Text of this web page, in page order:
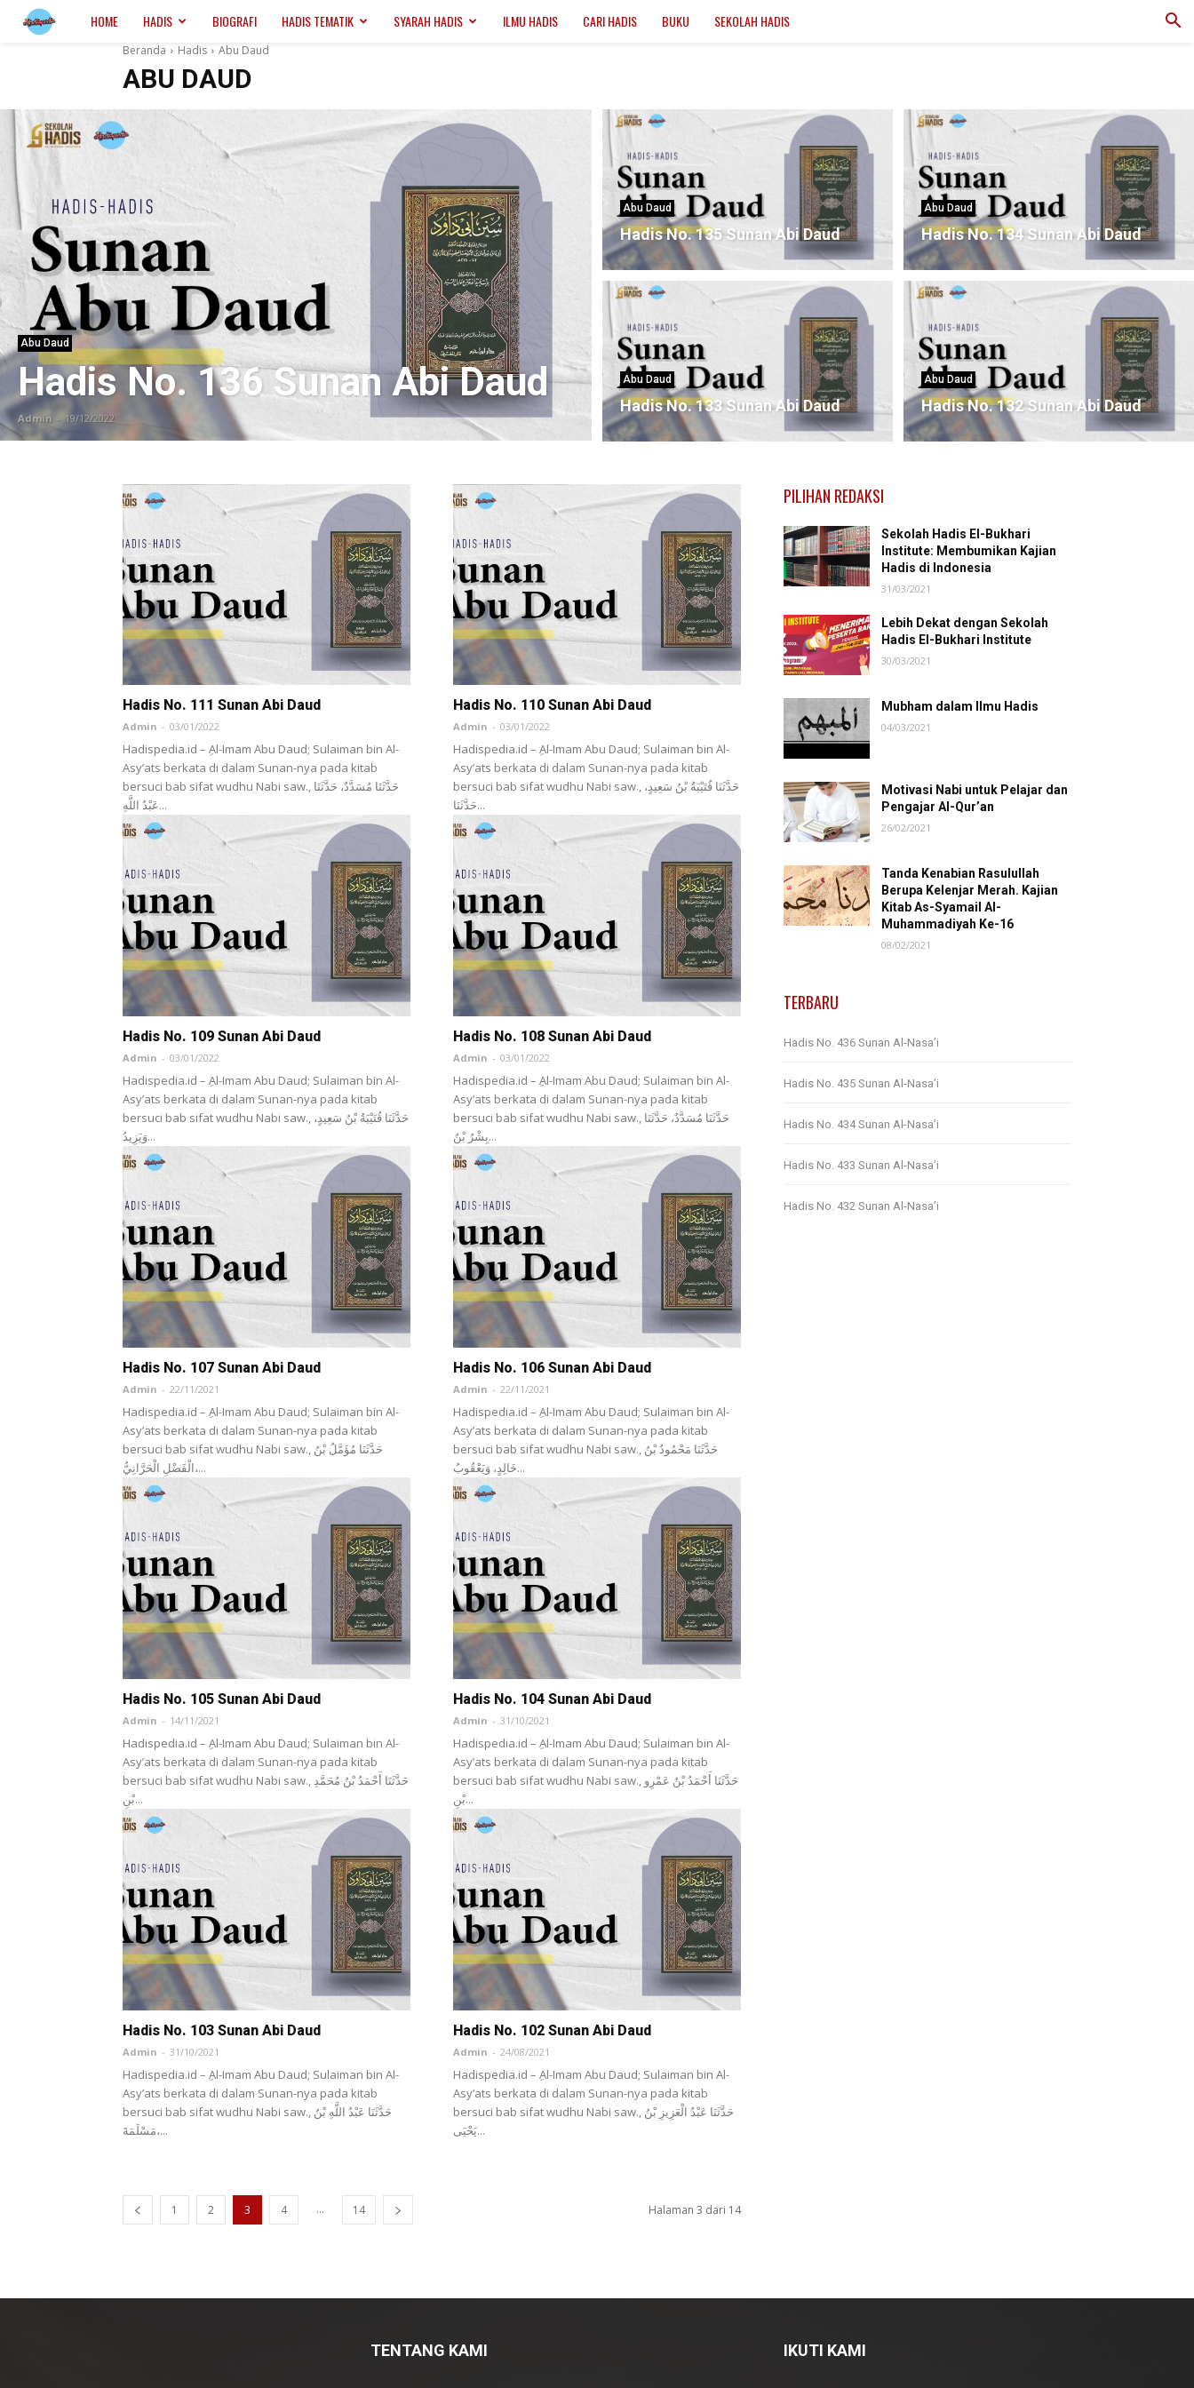
Hadispedia.ID
HOME HADIS BIOGRAFI HADIS TEMATIK SYARAH HADIS ILMU HADIS CARI HADIS BUKU SEKOLAH HADIS
Beranda Hadis Abu Daud
ABU DAUD
Abu Daud
Hadis No. 136 Sunan Abi Daud
Admin - 19/12/2022
Abu Daud
Hadis No. 135 Sunan Abi Daud
Abu Daud
Hadis No. 134 Sunan Abi Daud
Abu Daud
Hadis No. 133 Sunan Abi Daud
Abu Daud
Hadis No. 132 Sunan Abi Daud
Hadis No. 111 Sunan Abi Daud
Admin - 03/01/2022
Hadispedia.id – ِAl-Imam Abu Daud; Sulaiman bin Al-
Asy’ats berkata di dalam Sunan-nya pada kitab
bersuci bab sifat wudhu Nabi saw., حَدَّثَنَا مُسَدَّدٌ، حَدَّثَنَا
عَبْدُ اللَّهِ...
Hadis No. 110 Sunan Abi Daud
Admin - 03/01/2022
Hadispedia.id – ِAl-Imam Abu Daud; Sulaiman bin Al-
Asy’ats berkata di dalam Sunan-nya pada kitab
bersuci bab sifat wudhu Nabi saw., حَدَّثَنَا قُتَيْبَةُ بْنُ سَعِيدٍ،
حَدَّثَنَا...
Hadis No. 109 Sunan Abi Daud
Admin - 03/01/2022
Hadispedia.id – ِAl-Imam Abu Daud; Sulaiman bin Al-
Asy’ats berkata di dalam Sunan-nya pada kitab
bersuci bab sifat wudhu Nabi saw., حَدَّثَنَا قُتَيْبَةُ بْنُ سَعِيدٍ،
وَيَزِيدُ...
Hadis No. 108 Sunan Abi Daud
Admin - 03/01/2022
Hadispedia.id – ِAl-Imam Abu Daud; Sulaiman bin Al-
Asy’ats berkata di dalam Sunan-nya pada kitab
bersuci bab sifat wudhu Nabi saw., حَدَّثَنَا مُسَدَّدٌ، حَدَّثَنَا
بِشْرُ بْنُ...
Hadis No. 107 Sunan Abi Daud
Admin - 22/11/2021
Hadispedia.id – ِAl-Imam Abu Daud; Sulaiman bin Al-
Asy’ats berkata di dalam Sunan-nya pada kitab
bersuci bab sifat wudhu Nabi saw., حَدَّثَنَا مُؤَمَّلُ بْنُ
الْفَضْلِ الْحَرَّانِيُّ،...
Hadis No. 106 Sunan Abi Daud
Admin - 22/11/2021
Hadispedia.id – ِAl-Imam Abu Daud; Sulaiman bin Al-
Asy’ats berkata di dalam Sunan-nya pada kitab
bersuci bab sifat wudhu Nabi saw., حَدَّثَنَا مَحْمُودُ بْنُ
خَالِدٍ، وَيَعْقُوبُ...
Hadis No. 105 Sunan Abi Daud
Admin - 14/11/2021
Hadispedia.id – ِAl-Imam Abu Daud; Sulaiman bin Al-
Asy’ats berkata di dalam Sunan-nya pada kitab
bersuci bab sifat wudhu Nabi saw., حَدَّثَنَا أَحْمَدُ بْنُ مُحَمَّدِ
بْنِ...
Hadis No. 104 Sunan Abi Daud
Admin - 31/10/2021
Hadispedia.id – ِAl-Imam Abu Daud; Sulaiman bin Al-
Asy’ats berkata di dalam Sunan-nya pada kitab
bersuci bab sifat wudhu Nabi saw., حَدَّثَنَا أَحْمَدُ بْنُ عَمْرِو
بْنِ...
Hadis No. 103 Sunan Abi Daud
Admin - 31/10/2021
Hadispedia.id – ِAl-Imam Abu Daud; Sulaiman bin Al-
Asy’ats berkata di dalam Sunan-nya pada kitab
bersuci bab sifat wudhu Nabi saw., حَدَّثَنَا عَبْدُ اللَّهِ بْنُ
مَسْلَمَةَ،...
Hadis No. 102 Sunan Abi Daud
Admin - 24/08/2021
Hadispedia.id – ِAl-Imam Abu Daud; Sulaiman bin Al-
Asy’ats berkata di dalam Sunan-nya pada kitab
bersuci bab sifat wudhu Nabi saw., حَدَّثَنَا عَبْدُ الْعَزِيزِ بْنُ
يَحْيَى...
1 2 3 4 ... 14 Halaman 3 dari 14
PILIHAN REDAKSI
Sekolah Hadis El-Bukhari
Institute: Membumikan Kajian
Hadis di Indonesia
31/03/2021
Lebih Dekat dengan Sekolah
Hadis El-Bukhari Institute
30/03/2021
Mubham dalam Ilmu Hadis
04/03/2021
Motivasi Nabi untuk Pelajar dan
Pengajar Al-Qur’an
26/02/2021
Tanda Kenabian Rasulullah
Berupa Kelenjar Merah. Kajian
Kitab As-Syamail Al-
Muhammadiyah Ke-16
08/02/2021
TERBARU
Hadis No. 436 Sunan Al-Nasa’i
Hadis No. 435 Sunan Al-Nasa’i
Hadis No. 434 Sunan Al-Nasa’i
Hadis No. 433 Sunan Al-Nasa’i
Hadis No. 432 Sunan Al-Nasa’i
TENTANG KAMI IKUTI KAMI